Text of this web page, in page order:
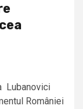
Lubanovici
României